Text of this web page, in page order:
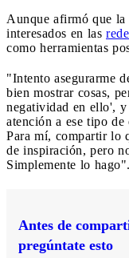
Aunque afirmó que la
interesados en las
como herramientas
"Intento asegurarme
bien mostrar cosas,
negatividad en ello', y
atención a ese tipo
Para mí, compartir lo
de inspiración, pero
Simplemente lo hago".
Antes de
pregúntate esto